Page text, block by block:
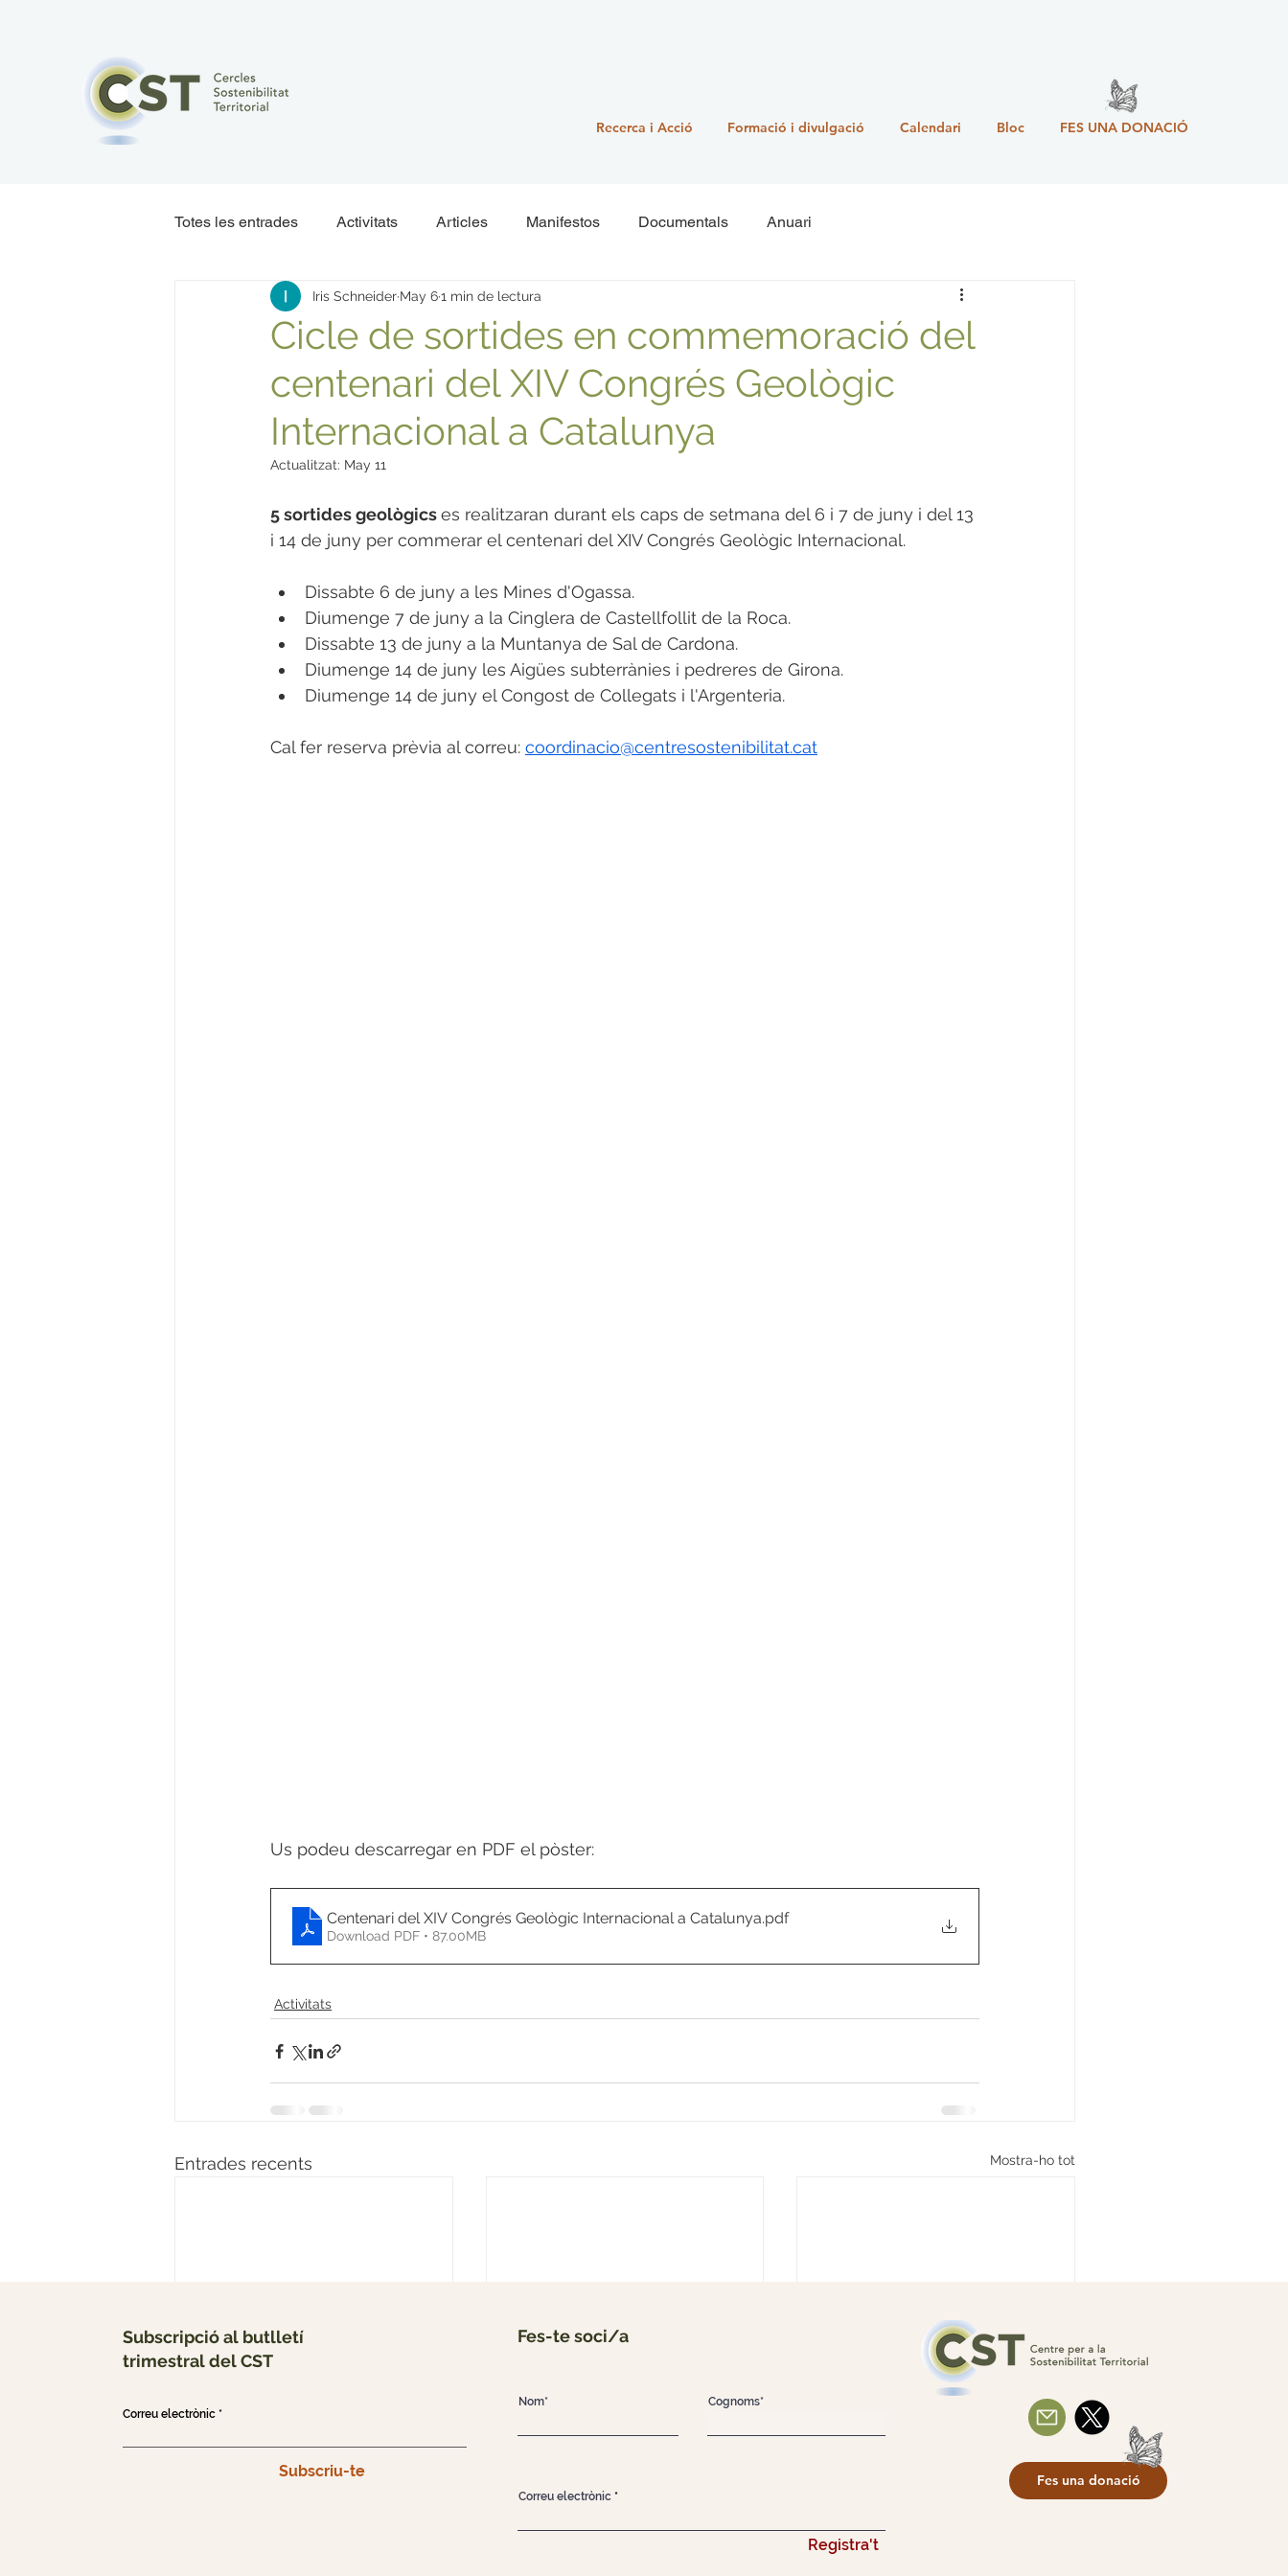
Recerca i Acció Formació i divulgació Calendari Bloc FES UNA DONACIÓ
Totes les entrades Activitats Articles Manifestos Documentals Anuari
Cicle de sortides en commemoració del
centenari del XIV Congrés Geològic
Internacional a Catalunya
Iris Schneider May 61 min de lectura
Actualitzat: May 11
5 sortides geològics es realitzaran durant els caps de setmana del 6 i 7 de juny i del 13
i 14 de juny per commerar el centenari del XIV Congrés Geològic Internacional.
Dissabte 6 de juny a les Mines d'Ogassa.
Diumenge 7 de juny a la Cinglera de Castellfollit de la Roca.
Dissabte 13 de juny a la Muntanya de Sal de Cardona.
Diumenge 14 de juny les Aigües subterrànies i pedreres de Girona.
Diumenge 14 de juny el Congost de Collegats i l'Argenteria.
Cal fer reserva prèvia al correu: coordinacio@centresostenibilitat.cat
Us podeu descarregar en PDF el pòster:
Centenari del XIV Congrés Geològic Internacional a Catalunya.pdf
Download PDF • 87.00MB
Activitats
Entrades recents Mostra-ho tot
Fes-te soci/a
Nom* Cognoms*
Correu electrònic
Registra't
Subscripció al butlletí
trimestral del CST
Correu electrònic
Subscriu-te
Fes una donació